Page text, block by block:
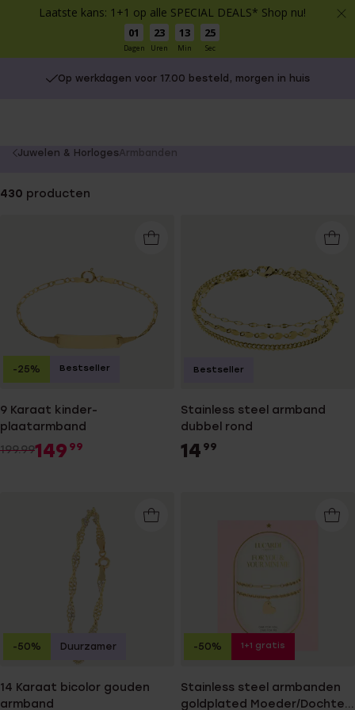
Laatste kans: 1+1 op alle SPECIAL DEALS* Shop nu!
01
Dagen
23
Uren
13
Min
24
Sec
Op werkdagen voor 17.00 besteld, morgen in huis
You
here:
Juwelen & HorlogesArmbanden
430 producten
9 Karaat kinder-
plaatarmband
199.99149 99
-25% Bestseller
Stainless steel armband
dubbel rond
14 99
Bestseller
14 Karaat bicolor gouden
armband
-50% Duurzamer
Stainless steel armbanden
goldplated Moeder/Dochter
-50% 1+1 gratis